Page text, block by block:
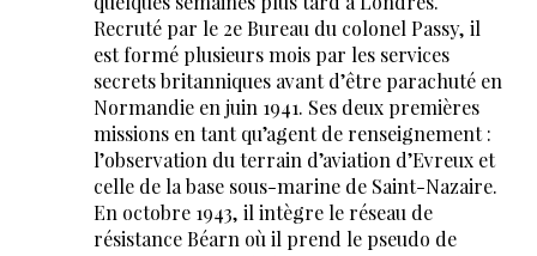
Recruté par le 2e Bureau du colonel Passy, il
est formé plusieurs mois par les services
secrets britanniques avant d’être parachuté en
Normandie en juin 1941. Ses deux premières
missions en tant qu’agent de renseignement :
l’observation du terrain d’aviation d’Evreux et
celle de la base sous-marine de Saint-Nazaire.
En octobre 1943, il intègre le réseau de
résistance Béarn où il prend le pseudo de